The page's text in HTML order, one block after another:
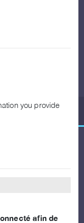
you provide
afin de